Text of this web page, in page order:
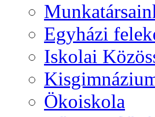
Egyházi
Iskolai
Ökoiskola